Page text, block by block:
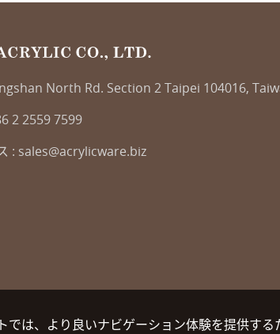
North Rd. Section 2 Taipei 104016,
2 2559 7599
: sales@acrylicware.biz
では、より良いナビゲーション体験を提供す